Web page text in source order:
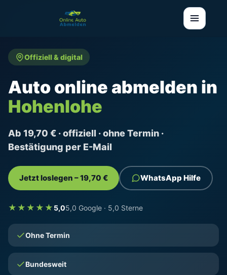
Offiziell & digital
Auto online abmelden in
Hohenlohe
Ab 19,70 € · offiziell · ohne Termin ·
Bestätigung per E-Mail
Jetzt loslegen – 19,70 € WhatsApp Hilfe
★★★★★ 5,05,0 Google · 5,0 Sterne
Ohne Termin
Bundesweit